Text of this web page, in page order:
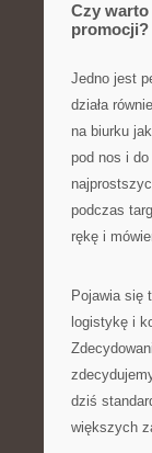
Czy
promocji?
Jedno jest
działa
na biurku
pod nos i
podczas
rękę i
Pojawia się
logistykę i
dziś
większych